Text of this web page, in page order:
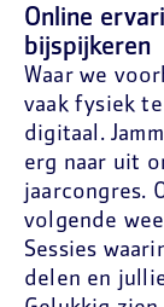
Online
bijspijkeren
Waar we
vaak fysiek
digitaal.
erg naar uit
jaarcongres.
volgende
Sessies
delen en